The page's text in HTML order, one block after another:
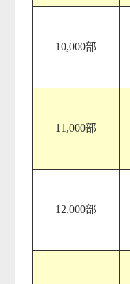
10,000部
11,000部
12,000部